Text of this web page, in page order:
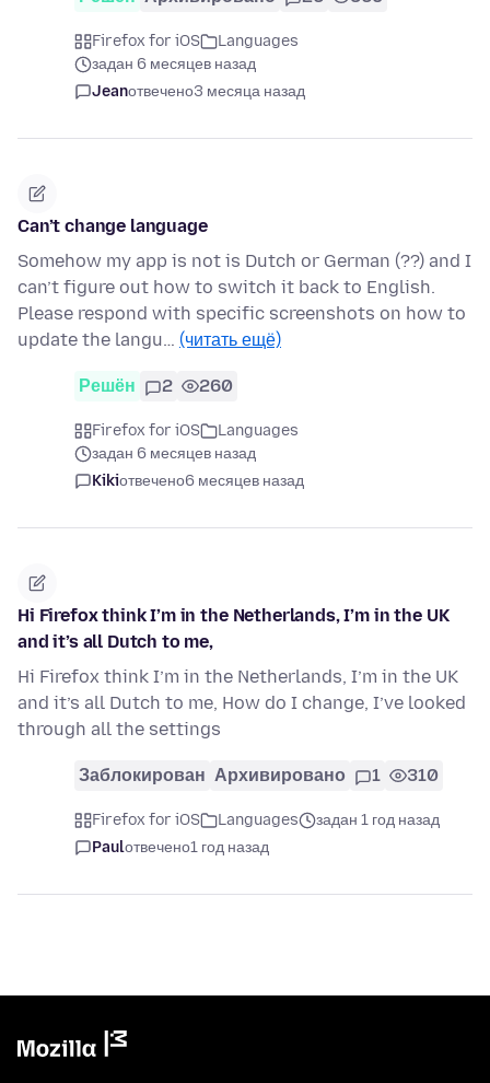
Firefox for iOS
Languages
задан 6 месяцев назад
Jeanотвечено3 месяца назад
Can’t change language
Somehow my app is not is Dutch or German (??) and I
can’t figure out how to switch it back to English.
Please respond with specific screenshots on how to
update the langu… (читать ещё)
Решён 2 260
Firefox for iOS
Languages
задан 6 месяцев назад
Kikiотвечено6 месяцев назад
Hi Firefox think I’m in the Netherlands, I’m in the UK
and it’s all Dutch to me,
Hi Firefox think I’m in the Netherlands, I’m in the UK
and it’s all Dutch to me, How do I change, I’ve looked
through all the settings
Заблокирован Архивировано 1 310
Firefox for iOS Languages
задан 1 год назад
Paulотвечено1 год назад